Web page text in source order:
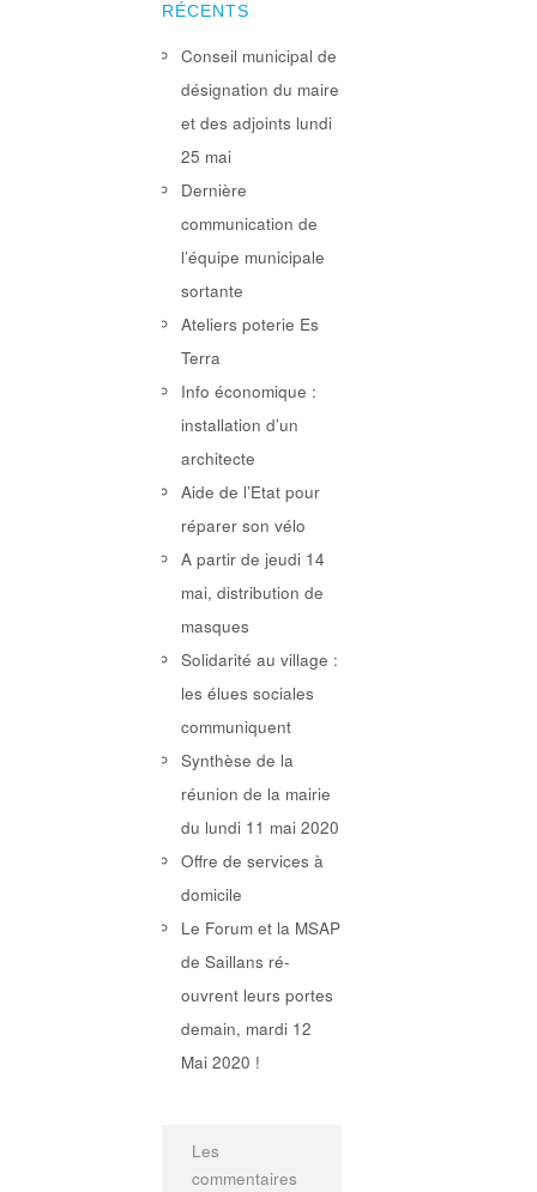
RÉCENTS
Conseil municipal de
désignation du maire
et des adjoints lundi
25 mai
Dernière
communication de
l’équipe municipale
sortante
Ateliers poterie Es
Terra
Info économique :
installation d’un
architecte
Aide de l’Etat pour
réparer son vélo
A partir de jeudi 14
mai, distribution de
masques
Solidarité au village :
les élues sociales
communiquent
Synthèse de la
réunion de la mairie
du lundi 11 mai 2020
Offre de services à
domicile
Le Forum et la MSAP
de Saillans ré-
ouvrent leurs portes
demain, mardi 12
Mai 2020 !
Les
commentaires